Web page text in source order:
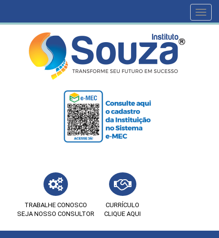
TRABALHE CONOSCO
SEJA NOSSO CONSULTOR
CURRÍCULO
CLIQUE AQUI